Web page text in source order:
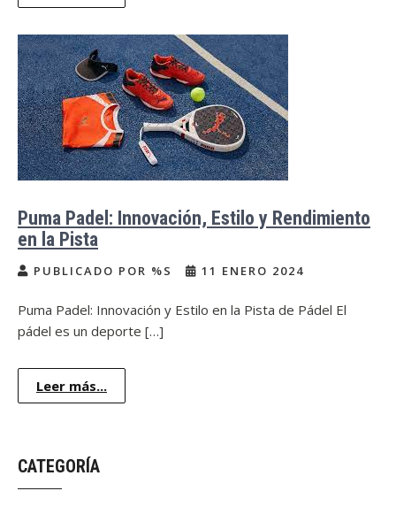
Puma Padel: Innovación, Estilo y Rendimiento
en la Pista
PUBLICADO POR %S 11 ENERO 2024
Puma Padel: Innovación y Estilo en la Pista de Pádel El
pádel es un deporte […]
Leer más...
CATEGORÍA